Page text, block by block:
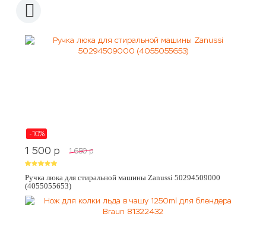
-10%
1 500 p 1 650 p
Ручка люка для стиральной машины Zanussi 50294509000
(4055055653)